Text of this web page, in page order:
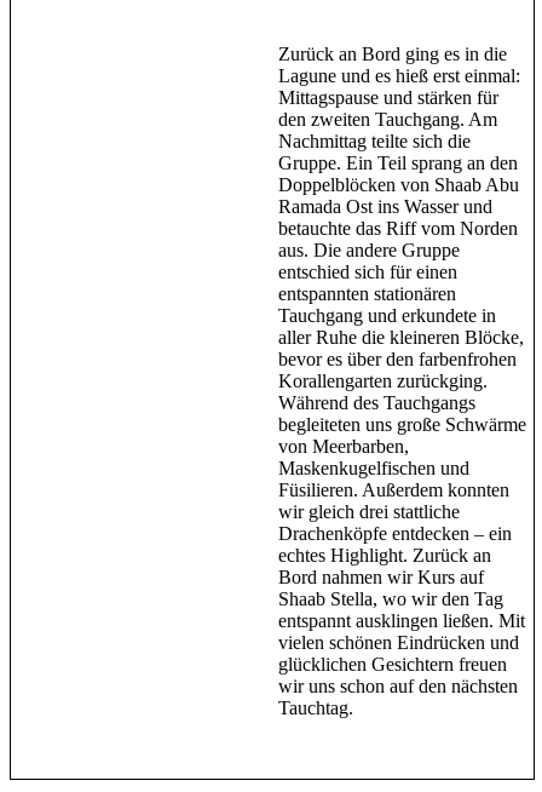
Zurück an Bord ging es in die
Lagune und es hieß erst einmal:
Mittagspause und stärken für
den zweiten Tauchgang. Am
Nachmittag teilte sich die
Gruppe. Ein Teil sprang an den
Doppelblöcken von Shaab Abu
Ramada Ost ins Wasser und
betauchte das Riff vom Norden
aus. Die andere Gruppe
entschied sich für einen
entspannten stationären
Tauchgang und erkundete in
aller Ruhe die kleineren Blöcke,
bevor es über den farbenfrohen
Korallengarten zurückging.
Während des Tauchgangs
begleiteten uns große Schwärme
von Meerbarben,
Maskenkugelfischen und
Füsilieren. Außerdem konnten
wir gleich drei stattliche
Drachenköpfe entdecken – ein
echtes Highlight. Zurück an
Bord nahmen wir Kurs auf
Shaab Stella, wo wir den Tag
entspannt ausklingen ließen. Mit
vielen schönen Eindrücken und
glücklichen Gesichtern freuen
wir uns schon auf den nächsten
Tauchtag.